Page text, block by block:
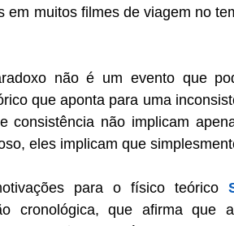
em muitos filmes de viagem no
não é um evento que
que aponta para uma
consistência não implicam
eles implicam que
para o físico teórico
cronológica, que afirma que